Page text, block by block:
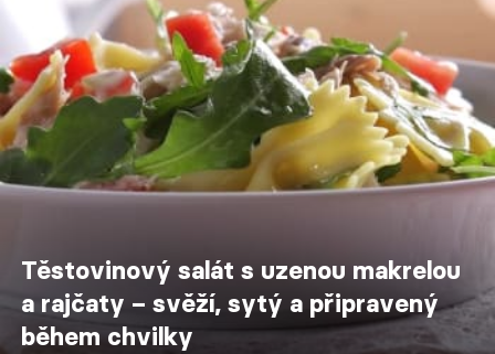
Těstovinový salát s uzenou makrelou
a rajčaty – svěží, sytý a připravený
během chvilky